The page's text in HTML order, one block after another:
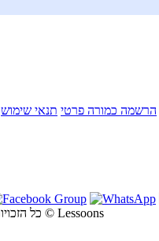
הרשמה כמורה פרטי תנאי שימוש
כל הזכויות שמורות 2026 © Lessoons